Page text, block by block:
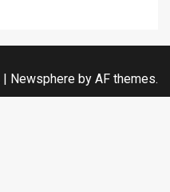
| Newsphere by AF themes.